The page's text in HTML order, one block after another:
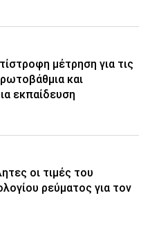
μέτρηση για τις
και
εκπαίδευση
οι τιμές του
ρεύματος για τον